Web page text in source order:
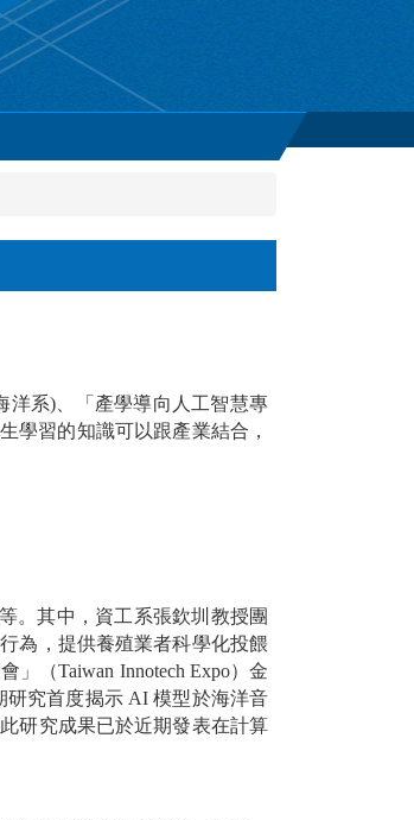
洋系)、「產學導向人工智慧專
學習的知識可以跟產業結合，
。其中，資工系張欽圳教授團
為，提供養殖業者科學化投餵
（Taiwan Innotech Expo）金
研究首度揭示 AI 模型於海洋音
研究成果已於近期發表在計算